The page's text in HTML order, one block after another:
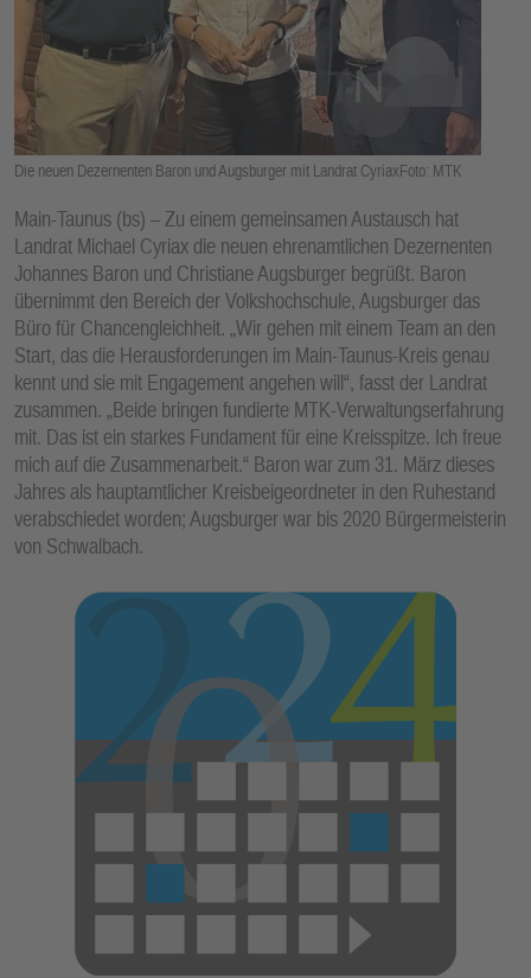
Die neuen Dezernenten Baron und Augsburger mit Landrat CyriaxFoto: MTK
Main-Taunus (bs) – Zu einem gemeinsamen Austausch hat
Landrat Michael Cyriax die neuen ehrenamtlichen Dezernenten
Johannes Baron und Christiane Augsburger begrüßt. Baron
übernimmt den Bereich der Volkshochschule, Augsburger das
Büro für Chancengleichheit. „Wir gehen mit einem Team an den
Start, das die Herausforderungen im Main-Taunus-Kreis genau
kennt und sie mit Engagement angehen will“, fasst der Landrat
zusammen. „Beide bringen fundierte MTK-Verwaltungserfahrung
mit. Das ist ein starkes Fundament für eine Kreisspitze. Ich freue
mich auf die Zusammenarbeit.“ Baron war zum 31. März dieses
Jahres als hauptamtlicher Kreisbeigeordneter in den Ruhestand
verabschiedet worden; Augsburger war bis 2020 Bürgermeisterin
von Schwalbach.
E
N